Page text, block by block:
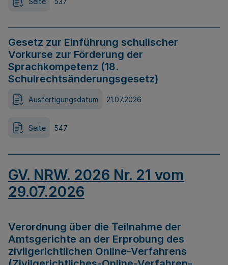
Gesetz zur Einführung schulischer
Vorkurse zur Förderung der
Sprachkompetenz (18.
Schulrechtsänderungsgesetz)
Ausfertigungsdatum 21.07.2026
Seite 547
GV. NRW. 2026 Nr. 21 vom
29.07.2026
Verordnung über die Teilnahme der
Amtsgerichte an der Erprobung des
zivilgerichtlichen Online-Verfahrens